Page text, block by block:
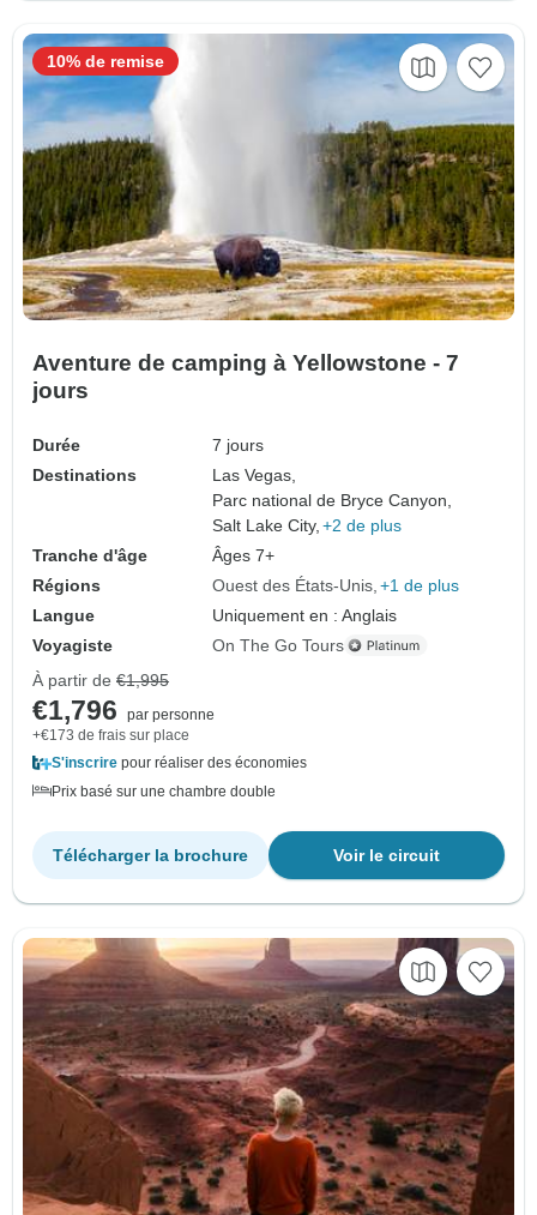
Aventure de camping à Yellowstone - 7
jours
Durée
7 jours
Destinations
Las Vegas,
Parc national de Bryce Canyon,
Salt Lake City, +2 de plus
Tranche d'âge
Âges 7+
Régions
Ouest des États-Unis +1 de plus
Langue
Uniquement en : Anglais
Voyagiste
On The Go Tours
10% de remise
À partir de €1,995
€1,796
par personne
+€173 de frais sur place
S'inscrire pour réaliser des économies
Prix basé sur une chambre double
Voir le circuit
Télécharger la brochure